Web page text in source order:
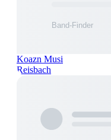
Koazn Musi
Reisbach